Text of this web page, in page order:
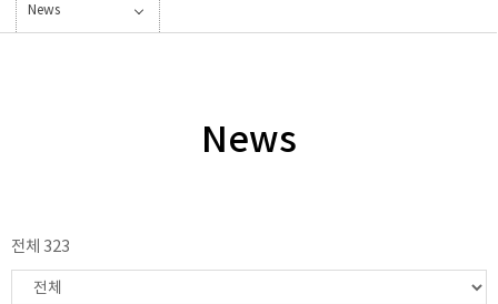
News
News
전체 323